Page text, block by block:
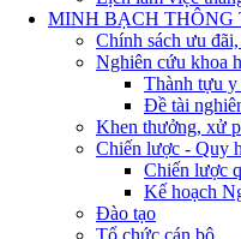
MINH BẠCH THÔNG
Chính sách ưu
Nghiên cứu khoa
Thành tựu y
Đề tài
Khen thưởng, xử
Chiến lược - Quy
Chiến lược
Kế hoạch
Đào tạo
Tổ chức cán bộ